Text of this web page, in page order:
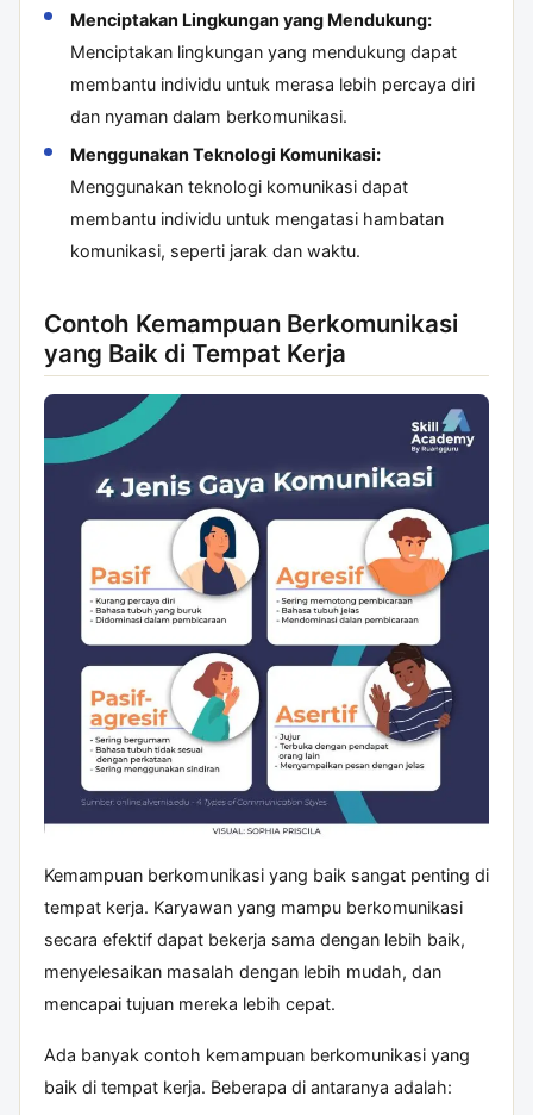
Menciptakan Lingkungan yang Mendukung:
Menciptakan lingkungan yang mendukung dapat
membantu individu untuk merasa lebih percaya diri
dan nyaman dalam berkomunikasi.
Menggunakan Teknologi Komunikasi:
Menggunakan teknologi komunikasi dapat
membantu individu untuk mengatasi hambatan
komunikasi, seperti jarak dan waktu.
Contoh Kemampuan Berkomunikasi
yang Baik di Tempat Kerja
Kemampuan berkomunikasi yang baik sangat penting di
tempat kerja. Karyawan yang mampu berkomunikasi
secara efektif dapat bekerja sama dengan lebih baik,
menyelesaikan masalah dengan lebih mudah, dan
mencapai tujuan mereka lebih cepat.
Ada banyak contoh kemampuan berkomunikasi yang
baik di tempat kerja. Beberapa di antaranya adalah: